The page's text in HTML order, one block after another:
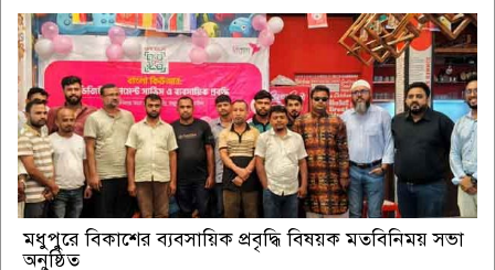
মধুপুরে বিকাশের ব্যবসায়িক প্রবৃদ্ধি বিষয়ক মতবিনিময় সভা
অনুষ্ঠিত